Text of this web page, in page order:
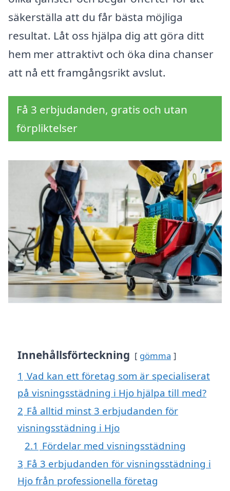
säkerställa att du får bästa möjliga
resultat. Låt oss hjälpa dig att göra ditt
hem mer attraktivt och öka dina chanser
att nå ett framgångsrikt avslut.
Få 3 erbjudanden, gratis och utan
förpliktelser
Innehållsförteckning gömma
1 Vad kan ett företag som är specialiserat
på visningsstädning i Hjo hjälpa till med?
2 Få alltid minst 3 erbjudanden för
visningsstädning i Hjo
2.1 Fördelar med visningsstädning
3 Få 3 erbjudanden för visningsstädning i
Hjo från professionella företag